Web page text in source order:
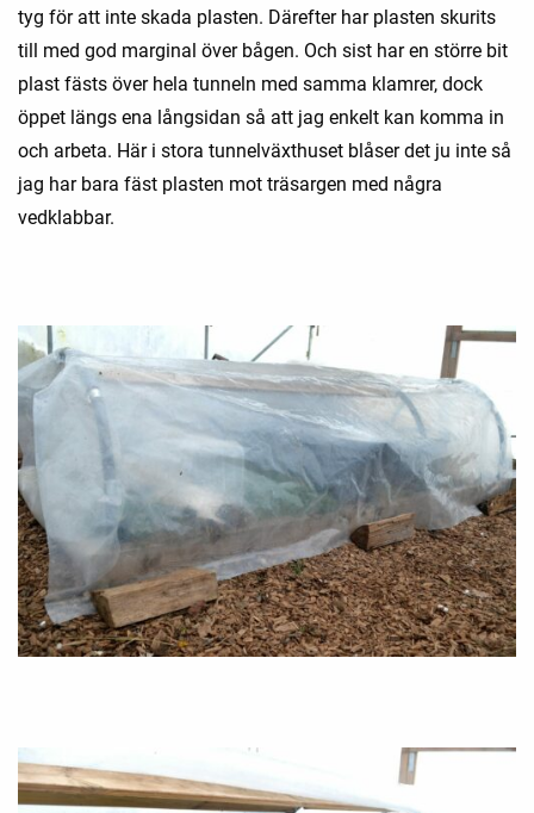
tyg för att inte skada plasten. Därefter har plasten skurits
till med god marginal över bågen. Och sist har en större bit
plast fästs över hela tunneln med samma klamrer, dock
öppet längs ena långsidan så att jag enkelt kan komma in
och arbeta. Här i stora tunnelväxthuset blåser det ju inte så
jag har bara fäst plasten mot träsargen med några
vedklabbar.